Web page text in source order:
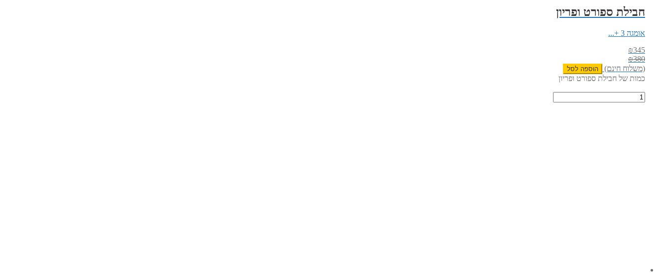
חבילת ספורט ופריון
אומגה 3 +...
₪345
₪380
(משלוח חינם)
הוספה לסל
כמות של חבילת ספורט ופריון